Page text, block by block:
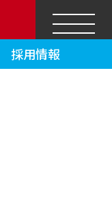
採用情報